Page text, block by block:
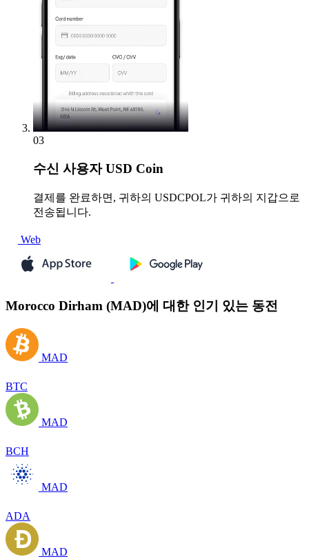
03
수신 사용자 USD Coin
결제를 완료하면, 귀하의 USDCPOL가 귀하의 지갑으로
전송됩니다.
Web
Morocco Dirham (MAD)에 대한 인기 있는 동전
MAD
BTC
MAD
BCH
MAD
ADA
MAD